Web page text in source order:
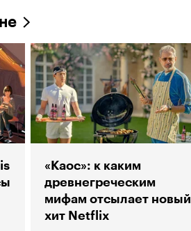
«Каос»: к каким
древнегреческим
мифам отсылает новый
хит Netflix